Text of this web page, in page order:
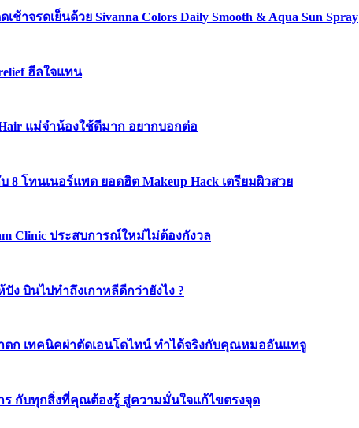
ช้าจรดเย็นด้วย Sivanna Colors Daily Smooth & Aqua Sun Spray
ฮีลใจแทน
Hair แม่จ๋าน้องใช้ดีมาก อยากบอกต่อ
8 โทนเนอร์แพด ยอดฮิต Makeup Hack เตรียมผิวสวย
Clinic ประสบการณ์ใหม่ไม่ต้องกังวล
ง บินไปทำถึงเกาหลีดีกว่ายังไง ?
ตก เทคนิคผ่าตัดเอนโดไทน์ ทำได้จริงกับคุณหมออันแทจู
ร กับทุกสิ่งที่คุณต้องรู้ สู่ความมั่นใจแก้ไขตรงจุด